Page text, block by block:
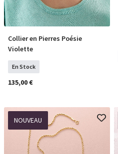
COMMANDER
Collier en Pierres Poésie
Violette
En Stock
135,00 €
NOUVEAU